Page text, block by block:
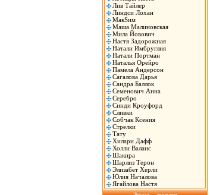
Лив Тайлер
Линдси Лохан
МакSим
Маша Малиновская
Мила Йовович
Настя Задорожная
Натали Имбруглия
Натали Портман
Наталья Орейро
Памела Андерсон
Сагалова Дарья
Сандра Баллок
Семенович Анна
Серебро
Синди Кроуфорд
Сливки
Собчак Ксения
Стрелки
Тату
Хилари Дафф
Холли Валанс
Шакира
Шарлиз Терон
Элизабет Херли
Юлия Началова
Ягайлова Настя